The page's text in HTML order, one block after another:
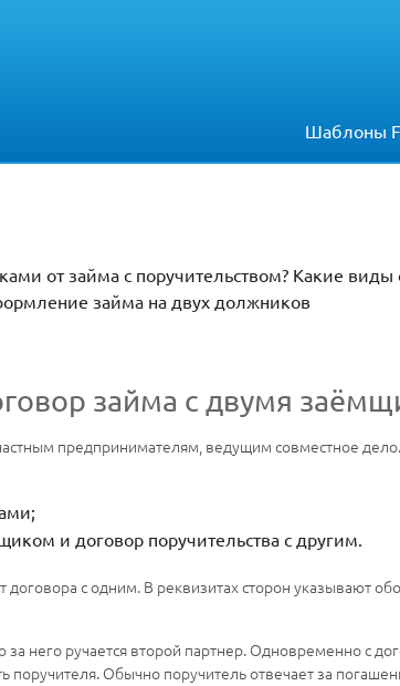
Шаблоны
от займа с поручительством? Какие виды
займа на двух должников
займа с двумя
предпринимателям, ведущим совместное
и договор поручительства с другим.
договора с одним. В реквизитах сторон указывают
за него ручается второй партнер. Одновременно с
поручителя. Обычно поручитель отвечает за